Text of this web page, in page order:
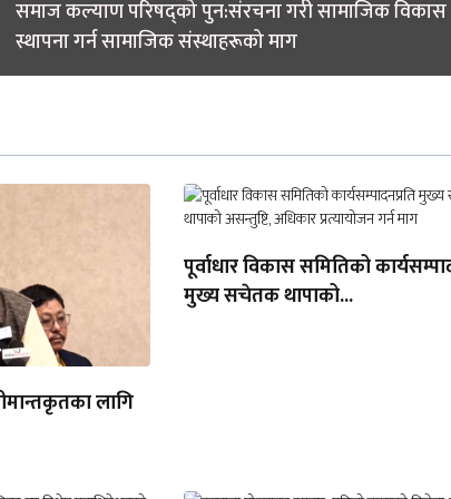
समाज कल्याण परिषद्को पुन:संरचना गरी सामाजिक विकास
स्थापना गर्न सामाजिक संस्थाहरूको माग
लागि
पूर्वाधार विकास समितिको
मुख्य सचेतक थापाको...